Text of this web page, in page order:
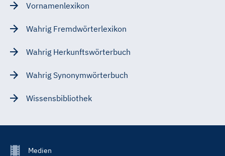
Vornamenlexikon
Wahrig Fremdwörterlexikon
Wahrig Herkunftswörterbuch
Wahrig Synonymwörterbuch
Wissensbibliothek
FooterMedien